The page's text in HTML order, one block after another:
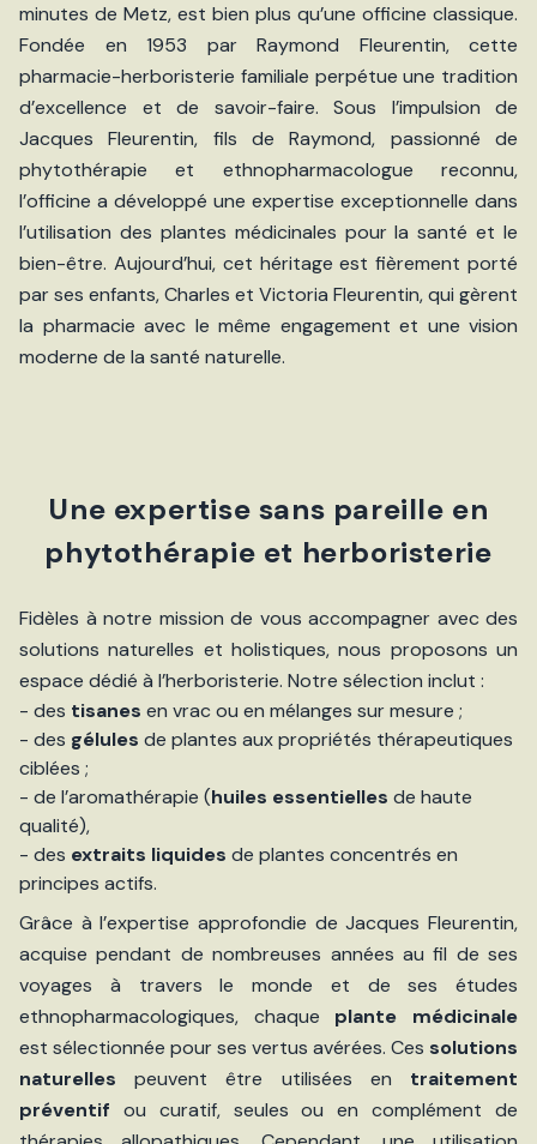
minutes de Metz, est bien plus qu’une officine classique.
Fondée en 1953 par Raymond Fleurentin, cette
pharmacie-herboristerie familiale perpétue une tradition
d’excellence et de savoir-faire. Sous l’impulsion de
Jacques Fleurentin, fils de Raymond, passionné de
phytothérapie et ethnopharmacologue reconnu,
l’officine a développé une expertise exceptionnelle dans
l’utilisation des plantes médicinales pour la santé et le
bien-être. Aujourd’hui, cet héritage est fièrement porté
par ses enfants, Charles et Victoria Fleurentin, qui gèrent
la pharmacie avec le même engagement et une vision
moderne de la santé naturelle.
Une expertise sans pareille en
phytothérapie et herboristerie
Fidèles à notre mission de vous accompagner avec des
solutions naturelles et holistiques, nous proposons un
espace dédié à l’herboristerie. Notre sélection inclut :
- des tisanes en vrac ou en mélanges sur mesure ;
- des gélules de plantes aux propriétés thérapeutiques
ciblées ;
- de l’aromathérapie (huiles essentielles de haute
qualité),
- des extraits liquides de plantes concentrés en
principes actifs.
Grâce à l’expertise approfondie de Jacques Fleurentin,
acquise pendant de nombreuses années au fil de ses
voyages à travers le monde et de ses études
ethnopharmacologiques, chaque plante médicinale
est sélectionnée pour ses vertus avérées. Ces solutions
naturelles peuvent être utilisées en traitement
préventif ou curatif, seules ou en complément de